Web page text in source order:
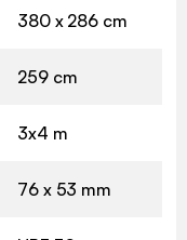
380 x 286 cm
259 cm
3x4 m
76 x 53 mm